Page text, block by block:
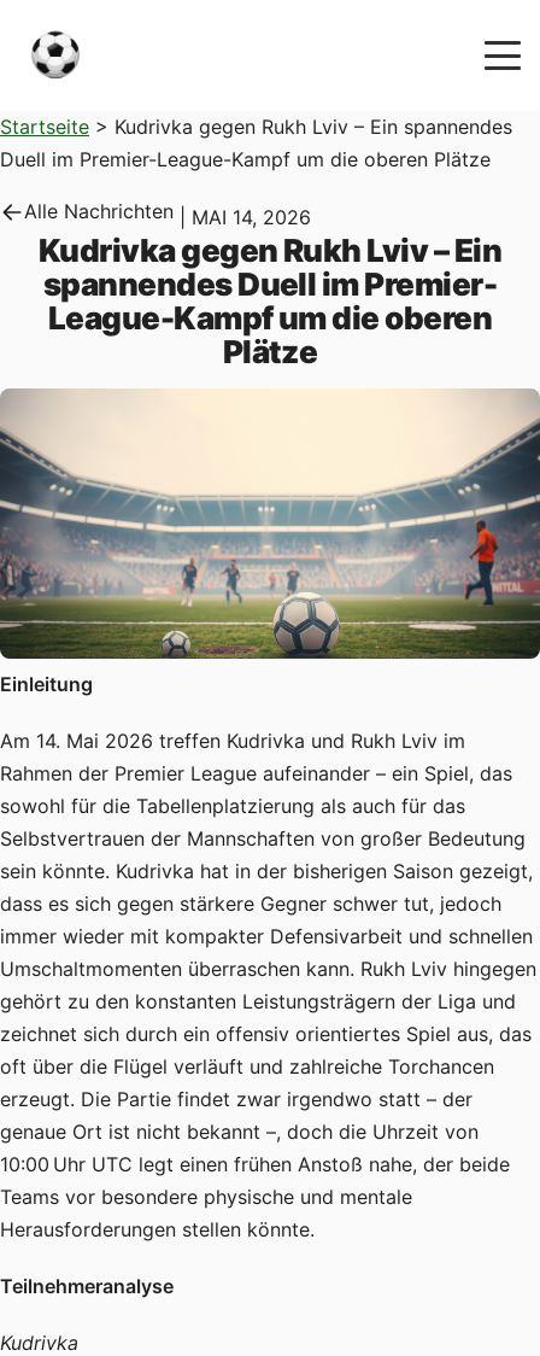
Startseite > Kudrivka gegen Rukh Lviv – Ein spannendes
Duell im Premier-League-Kampf um die oberen Plätze
Alle Nachrichten MAI 14, 2026
Kudrivka gegen Rukh Lviv – Ein
spannendes Duell im Premier-
League-Kampf um die oberen
Plätze
Einleitung
Am 14. Mai 2026 treffen Kudrivka und Rukh Lviv im
Rahmen der Premier League aufeinander – ein Spiel, das
sowohl für die Tabellenplatzierung als auch für das
Selbstvertrauen der Mannschaften von großer Bedeutung
sein könnte. Kudrivka hat in der bisherigen Saison gezeigt,
dass es sich gegen stärkere Gegner schwer tut, jedoch
immer wieder mit kompakter Defensivarbeit und schnellen
Umschaltmomenten überraschen kann. Rukh Lviv hingegen
gehört zu den konstanten Leistungsträgern der Liga und
zeichnet sich durch ein offensiv orientiertes Spiel aus, das
oft über die Flügel verläuft und zahlreiche Torchancen
erzeugt. Die Partie findet zwar irgendwo statt – der
genaue Ort ist nicht bekannt –, doch die Uhrzeit von
10:00 Uhr UTC legt einen frühen Anstoß nahe, der beide
Teams vor besondere physische und mentale
Herausforderungen stellen könnte.
Teilnehmeranalyse
Kudrivka